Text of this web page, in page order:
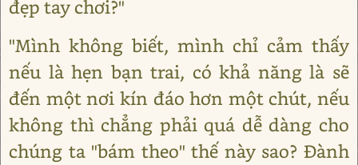
đẹp tay chơi?"
"Mình không biết, mình chỉ cảm thấy
nếu là hẹn bạn trai, có khả năng là sẽ
đến một nơi kín đáo hơn một chút, nếu
không thì chẳng phải quá dễ dàng cho
chúng ta "bám theo" thế này sao? Đành